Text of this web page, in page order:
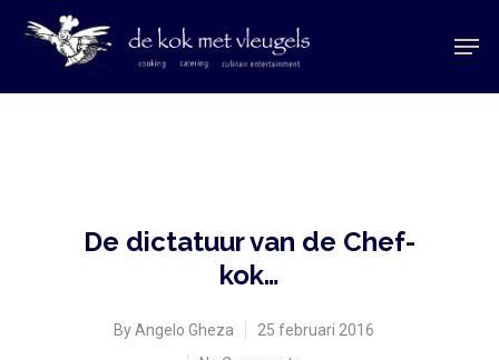
De dictatuur van de Chef-
kok…
ByAngelo Gheza
25 februari 2016